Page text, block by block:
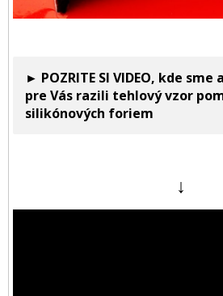
► POZRITE SI VIDEO, kde sme
pre Vás razili tehlový vzor
silikónových foriem
↓